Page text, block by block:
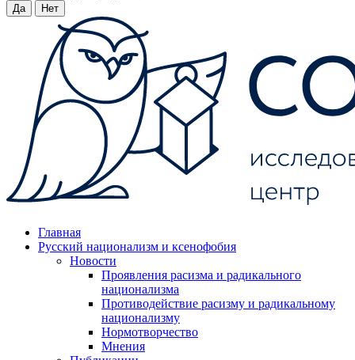
Да Нет
Главная
Русский национализм и ксенофобия
Новости
Проявления расизма и радикального
национализма
Противодействие расизму и радикальному
национализму
Нормотворчество
Мнения